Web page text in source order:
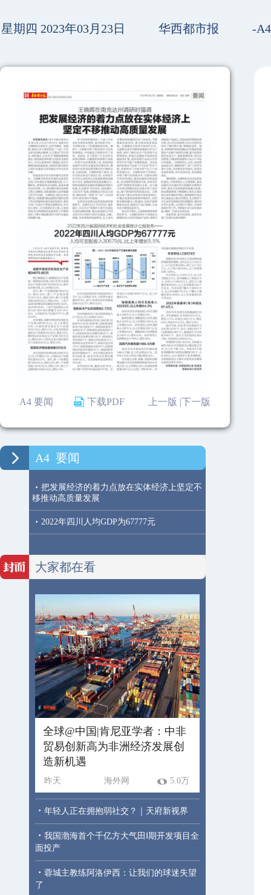
星期四 2023年03月23日 华西都市报 -
A4 要闻 下载PDF 下一版
上一版 |
A4 要闻
· 把发展经济的着力点放在实体经济上坚定不
移推动高质量发展
· 2022年四川人均GDP为67777元
大家都在看
全球@中国|肯尼亚学者：中非
贸易创新高为非洲经济发展创
造新机遇
昨天 海外网 5.0万
· 年轻人正在拥抱弱社交？｜天府新视界
· 我国渤海首个千亿方大气田Ⅰ期开发项目全
面投产
· 蓉城主教练阿洛伊西：让我们的球迷失望
了